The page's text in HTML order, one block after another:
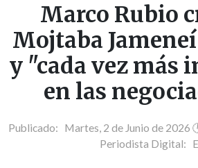
Marco Rubio
Mojtaba
y "cada vez más
en las
Publicado: Martes, 2 de Junio de 2026
Periodista Digital: